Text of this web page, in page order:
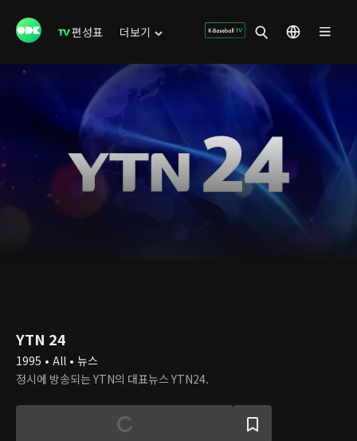
편성표 더보기
YTN 24
1995 • All • 뉴스
정시에 방송되는 YTN의 대표뉴스 YTN24.